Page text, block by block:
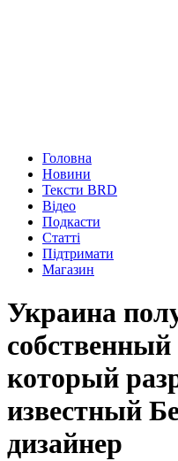
Головна
Новини
Тексти BRD
Відео
Подкасти
Статті
Підтримати
Магазин
Украина
который
известный
дизайнер